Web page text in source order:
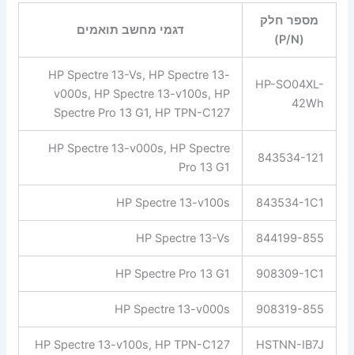
מספר חלק
(P/N)
דגמי מחשב תואמים
HP-SO04XL-
42Wh
HP Spectre 13-Vs, HP Spectre 13-
v000s, HP Spectre 13-v100s, HP
Spectre Pro 13 G1, HP TPN-C127
843534-121
HP Spectre 13-v000s, HP Spectre
Pro 13 G1
843534-1C1
HP Spectre 13-v100s
844199-855
HP Spectre 13-Vs
908309-1C1
HP Spectre Pro 13 G1
908319-855
HP Spectre 13-v000s
HSTNN-IB7J
HP Spectre 13-v100s, HP TPN-C127